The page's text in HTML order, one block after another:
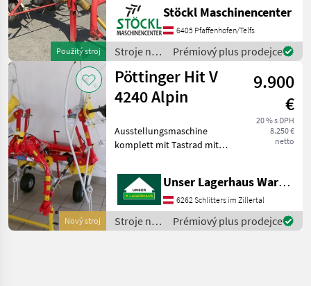
Použitý stroj
Gelenkwelle.Fahrwerk.
elektro-hydraulische
Bedienung !! - hydraulische
Grenzstreueinrichtung (Sc
Stöckl Maschinencenter
6405 Pfaffenhofen/Telfs
Stroje na
zber
objemových
krmív /
Pöttinger
Prémiový plus prodejce
Nový stroj
Pöttinger Hit V
4240 Alpin
9.900
€
20 % s DPH
8.250 €
netto
Ausstellungsmaschine
komplett mit Tastrad mit
Mengenteiler Stroje na zber
objemových krmív
Nariadkovač
Unser Lagerhaus Warenhandelsges.m.b.H.
6262 Schlitters im Zillertal
Stroje na
zber
Prémiový plus prodejce